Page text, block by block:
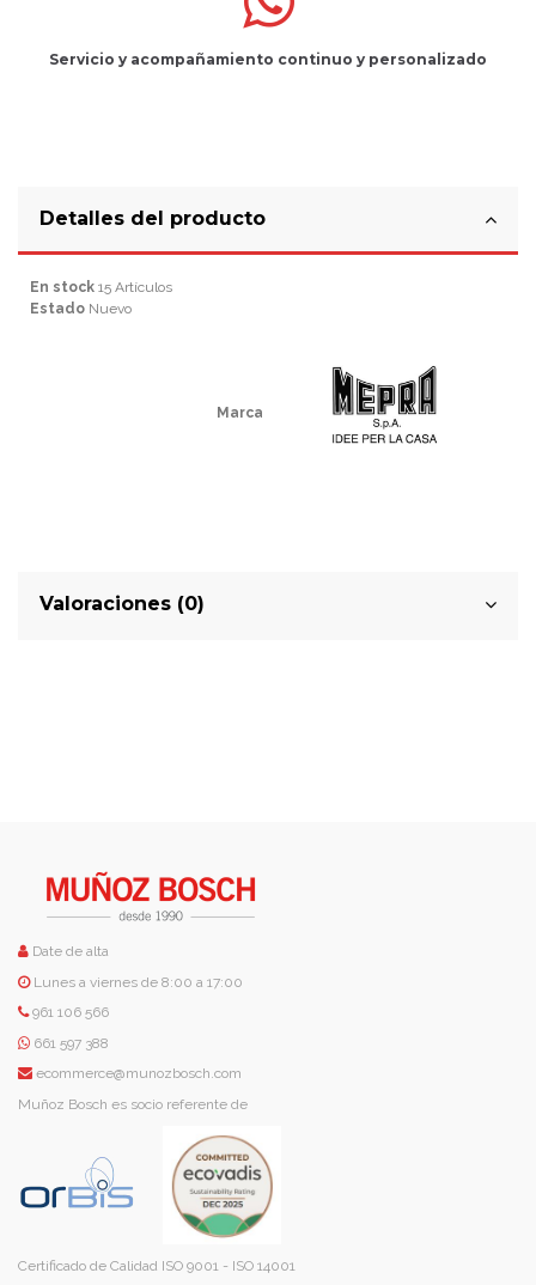
Servicio y acompañamiento continuo y personalizado
Detalles del producto
Marca
En stock 15 Artículos
Estado Nuevo
Valoraciones (0)
Date de alta
Lunes a viernes de 8:00 a 17:00
961 106 566
661 597 388
ecommerce@munozbosch.com
Muñoz Bosch es socio referente de
Certificado de Calidad ISO 9001 - ISO 14001